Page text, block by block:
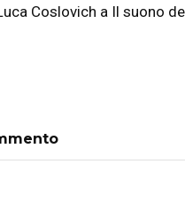
Coslovich a Il suono